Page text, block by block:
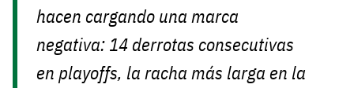
hacen cargando una marca
negativa: 14 derrotas consecutivas
en playoffs, la racha más larga en la